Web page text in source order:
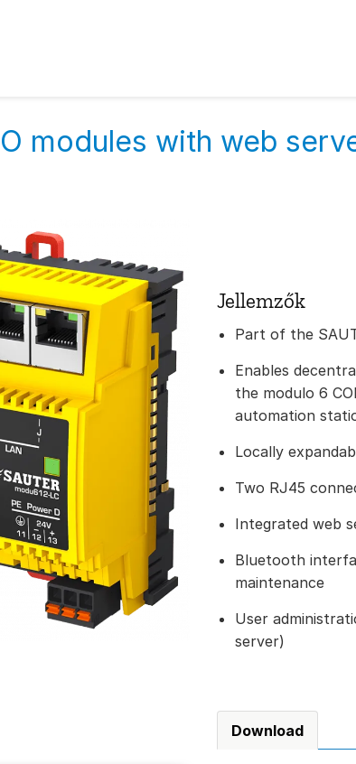
modules with web
Jellemzők
Part of the
Enables
the modulo 6
automation
Locally
Two RJ45
Integrated web
Bluetooth
maintenance
User
server)
Download